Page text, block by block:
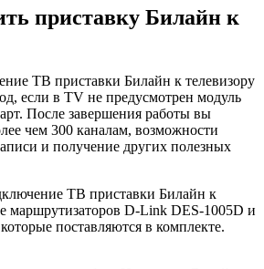
приставку Билайн к
ТВ приставки Билайн к телевизору
если в TV не предусмотрен модуль
После завершения работы вы
чем 300 каналам, возможности
и получение других полезных
ТВ приставки Билайн к
маршрутизаторов D-Link DES-1005D и
поставляются в комплекте.